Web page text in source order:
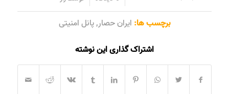
برچسب ها: ایران حصار,پانل امنیتی
اشتراک گذاری این نوشته